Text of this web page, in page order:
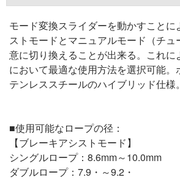
モード変換スライダーを動かすことに
ストモードとマニュアルモード（チ
意に切り換えることが出来る。これに
において最適な使用方法を選択可能。
テンレススチールのハイブリッド仕様。
■使用可能なロープの径：
【ブレーキアシストモード】
シングルロープ：8.6mm～10.0mm
ダブルロープ：7.9・～9.2・